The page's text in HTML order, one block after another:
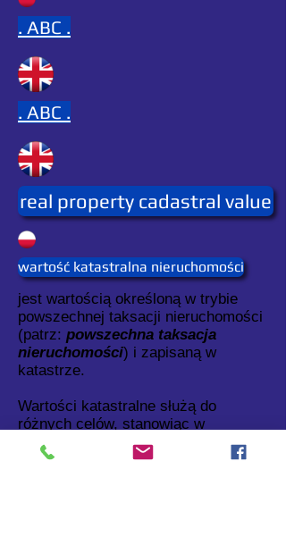
. ABC .
. ABC .
real property cadastral value
wartość katastralna nieruchomości
jest wartością określoną w trybie
powszechnej taksacji nieruchomości
(patrz: powszechna taksacja
nieruchomości) i zapisaną w
katastrze.
Wartości katastralne służą do
różnych celów, stanowiąc w
szczególności podstawę podatku od
nieruchomości (patrz:
podstawa